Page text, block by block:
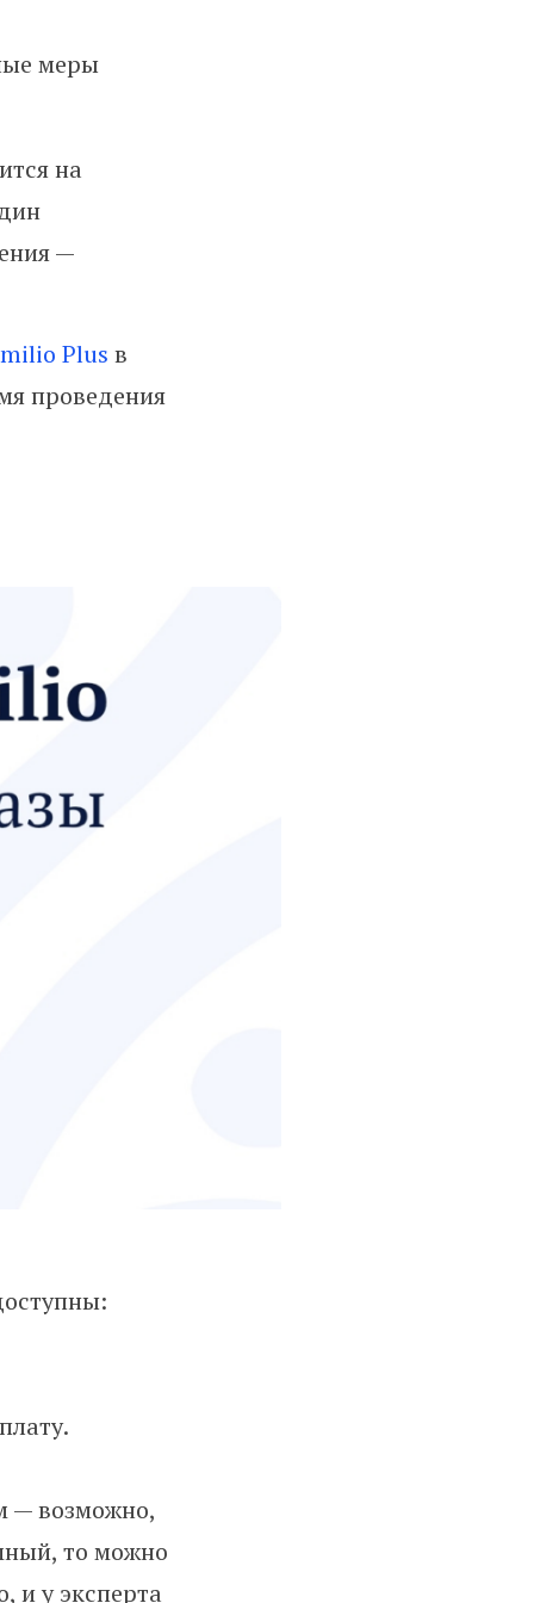
меры
на
—
Plus в
проведения
— возможно,
то можно
и у эксперта